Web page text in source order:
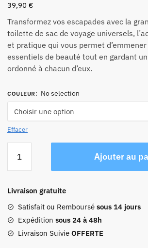
39,90 €
Transformez vos escapades avec la
toilette de sac de voyage universels,
et pratique qui vous permet
essentiels de beauté tout en gardant
ordonné à chacun d’eux.
COULEUR: No selection
Effacer
Grande
De
Toilette
Ajouter au
Livraison gratuite
Satisfait ou Remboursé sous 14 jours
Expédition sous 24 à 48h
Livraison Suivie OFFERTE